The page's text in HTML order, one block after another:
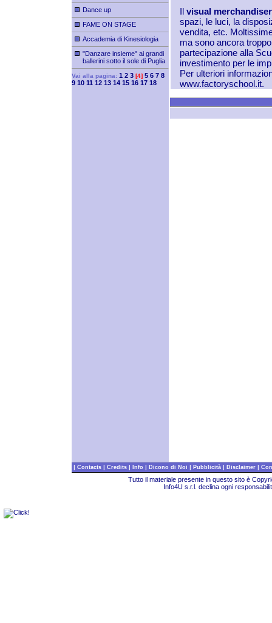
Dance up
FAME ON STAGE
Accademia di Kinesiologia
"Danzare insieme" ai grandi
ballerini sotto il sole di Puglia
Vai alla pagina: 1 2 3 [4] 5 6 7 8
9 10 11 12 13 14 15 16 17 18
Il visual
spazi, le luci, la
vendita, etc.
ma sono ancora
partecipazione alla
investimento per le
Per ulteriori
www.factoryschool.it.
| Contacts | Credits | Info | Dicono di Noi | Pubblicità | Disclaimer |
Tutto il materiale presente in questo sito è
Info4U s.r.l. declina ogni